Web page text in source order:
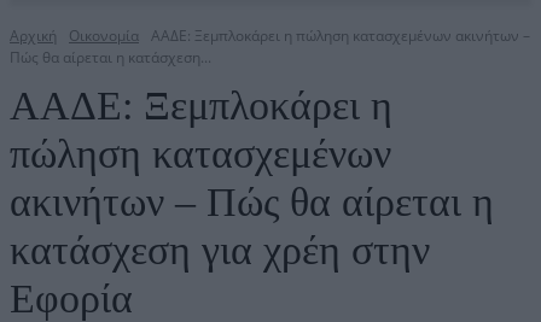
Αρχική Οικονομία ΑΑΔΕ: Ξεμπλοκάρει η πώληση κατασχεμένων ακινήτων –
Πώς θα αίρεται η κατάσχεση...
ΑΑΔΕ: Ξεμπλοκάρει η
πώληση κατασχεμένων
ακινήτων – Πώς θα αίρεται η
κατάσχεση για χρέη στην
Εφορία